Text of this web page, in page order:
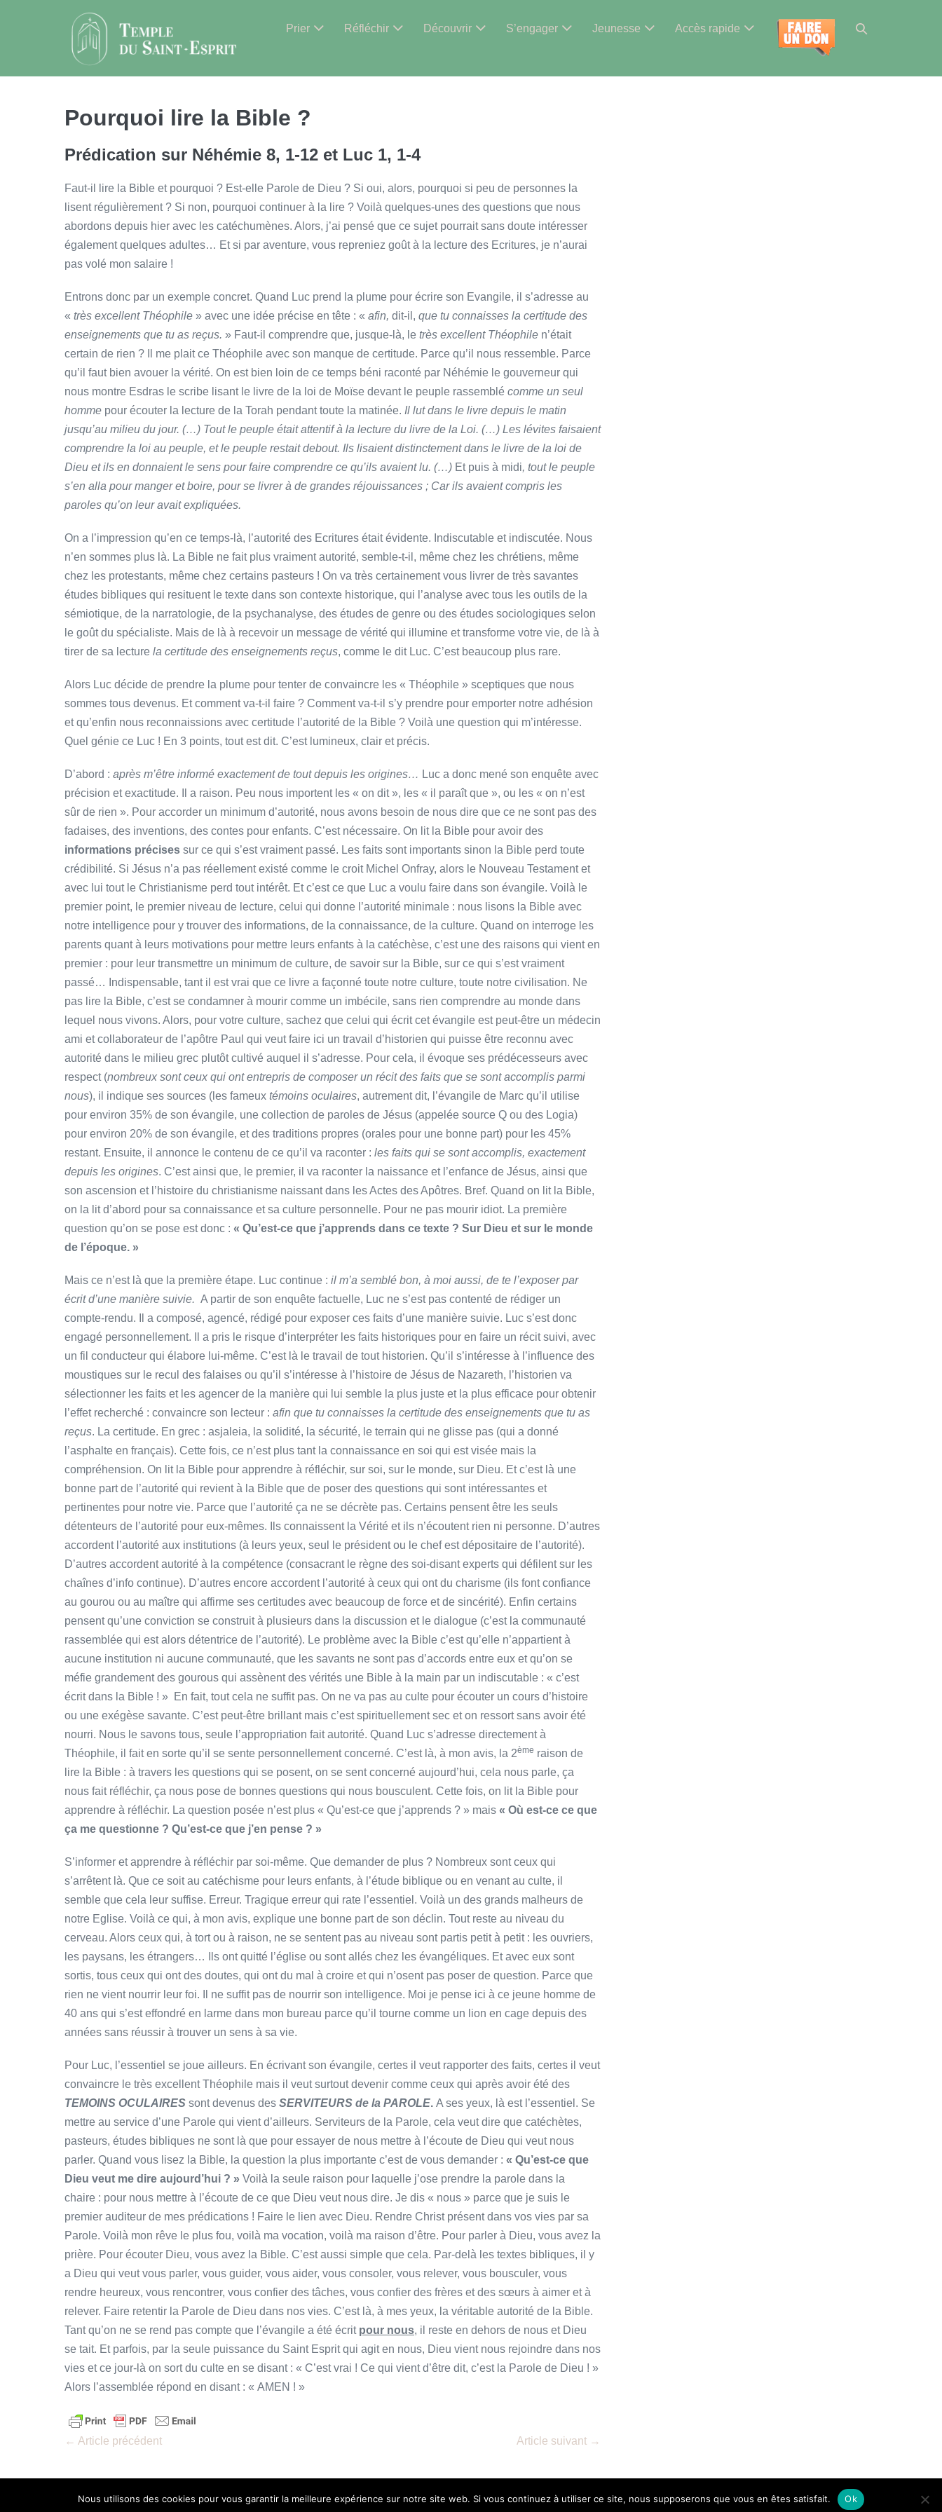
Prier Réfléchir Découvrir S’engager Jeunesse Accès rapide
Basculer
Pourquoi lire la Bible ?
Prédication sur Néhémie 8, 1-12 et Luc 1, 1-4
Faut-il lire la Bible et pourquoi ? Est-elle Parole de Dieu ? Si oui, alors, pourquoi si peu de personnes la
lisent régulièrement ? Si non, pourquoi continuer à la lire ? Voilà quelques-unes des questions que nous
abordons depuis hier avec les catéchumènes. Alors, j’ai pensé que ce sujet pourrait sans doute intéresser
également quelques adultes… Et si par aventure, vous repreniez goût à la lecture des Ecritures, je n’aurai
pas volé mon salaire !
Entrons donc par un exemple concret. Quand Luc prend la plume pour écrire son Evangile, il s’adresse au
« très excellent Théophile » avec une idée précise en tête : « afin, dit-il, que tu connaisses la certitude des
enseignements que tu as reçus. » Faut-il comprendre que, jusque-là, le très excellent Théophile n’était
certain de rien ? Il me plait ce Théophile avec son manque de certitude. Parce qu’il nous ressemble. Parce
qu’il faut bien avouer la vérité. On est bien loin de ce temps béni raconté par Néhémie le gouverneur qui
nous montre Esdras le scribe lisant le livre de la loi de Moïse devant le peuple rassemblé comme un seul
homme pour écouter la lecture de la Torah pendant toute la matinée. Il lut dans le livre depuis le matin
jusqu’au milieu du jour. (…) Tout le peuple était attentif à la lecture du livre de la Loi. (…) Les lévites faisaient
comprendre la loi au peuple, et le peuple restait debout. Ils lisaient distinctement dans le livre de la loi de
Dieu et ils en donnaient le sens pour faire comprendre ce qu’ils avaient lu. (…) Et puis à midi, tout le peuple
s’en alla pour manger et boire, pour se livrer à de grandes réjouissances ; Car ils avaient compris les
paroles qu’on leur avait expliquées.
On a l’impression qu’en ce temps-là, l’autorité des Ecritures était évidente. Indiscutable et indiscutée. Nous
n’en sommes plus là. La Bible ne fait plus vraiment autorité, semble-t-il, même chez les chrétiens, même
chez les protestants, même chez certains pasteurs ! On va très certainement vous livrer de très savantes
études bibliques qui resituent le texte dans son contexte historique, qui l’analyse avec tous les outils de la
sémiotique, de la narratologie, de la psychanalyse, des études de genre ou des études sociologiques selon
le goût du spécialiste. Mais de là à recevoir un message de vérité qui illumine et transforme votre vie, de là à
tirer de sa lecture la certitude des enseignements reçus, comme le dit Luc. C’est beaucoup plus rare.
Alors Luc décide de prendre la plume pour tenter de convaincre les « Théophile » sceptiques que nous
sommes tous devenus. Et comment va-t-il faire ? Comment va-t-il s’y prendre pour emporter notre adhésion
et qu’enfin nous reconnaissions avec certitude l’autorité de la Bible ? Voilà une question qui m’intéresse.
Quel génie ce Luc ! En 3 points, tout est dit. C’est lumineux, clair et précis.
D’abord : après m’être informé exactement de tout depuis les origines… Luc a donc mené son enquête avec
précision et exactitude. Il a raison. Peu nous importent les « on dit », les « il paraît que », ou les « on n’est
sûr de rien ». Pour accorder un minimum d’autorité, nous avons besoin de nous dire que ce ne sont pas des
fadaises, des inventions, des contes pour enfants. C’est nécessaire. On lit la Bible pour avoir des
informations précises sur ce qui s’est vraiment passé. Les faits sont importants sinon la Bible perd toute
crédibilité. Si Jésus n’a pas réellement existé comme le croit Michel Onfray, alors le Nouveau Testament et
avec lui tout le Christianisme perd tout intérêt. Et c’est ce que Luc a voulu faire dans son évangile. Voilà le
premier point, le premier niveau de lecture, celui qui donne l’autorité minimale : nous lisons la Bible avec
notre intelligence pour y trouver des informations, de la connaissance, de la culture. Quand on interroge les
parents quant à leurs motivations pour mettre leurs enfants à la catéchèse, c’est une des raisons qui vient en
premier : pour leur transmettre un minimum de culture, de savoir sur la Bible, sur ce qui s’est vraiment
passé… Indispensable, tant il est vrai que ce livre a façonné toute notre culture, toute notre civilisation. Ne
pas lire la Bible, c’est se condamner à mourir comme un imbécile, sans rien comprendre au monde dans
lequel nous vivons. Alors, pour votre culture, sachez que celui qui écrit cet évangile est peut-être un médecin
ami et collaborateur de l’apôtre Paul qui veut faire ici un travail d’historien qui puisse être reconnu avec
autorité dans le milieu grec plutôt cultivé auquel il s’adresse. Pour cela, il évoque ses prédécesseurs avec
respect (nombreux sont ceux qui ont entrepris de composer un récit des faits que se sont accomplis parmi
nous), il indique ses sources (les fameux témoins oculaires, autrement dit, l’évangile de Marc qu’il utilise
pour environ 35% de son évangile, une collection de paroles de Jésus (appelée source Q ou des Logia)
pour environ 20% de son évangile, et des traditions propres (orales pour une bonne part) pour les 45%
restant. Ensuite, il annonce le contenu de ce qu’il va raconter : les faits qui se sont accomplis, exactement
depuis les origines. C’est ainsi que, le premier, il va raconter la naissance et l’enfance de Jésus, ainsi que
son ascension et l’histoire du christianisme naissant dans les Actes des Apôtres. Bref. Quand on lit la Bible,
on la lit d’abord pour sa connaissance et sa culture personnelle. Pour ne pas mourir idiot. La première
question qu’on se pose est donc : « Qu’est-ce que j’apprends dans ce texte ? Sur Dieu et sur le monde
de l’époque. »
Mais ce n’est là que la première étape. Luc continue : il m’a semblé bon, à moi aussi, de te l’exposer par
écrit d’une manière suivie. A partir de son enquête factuelle, Luc ne s’est pas contenté de rédiger un
compte-rendu. Il a composé, agencé, rédigé pour exposer ces faits d’une manière suivie. Luc s’est donc
engagé personnellement. Il a pris le risque d’interpréter les faits historiques pour en faire un récit suivi, avec
un fil conducteur qui élabore lui-même. C’est là le travail de tout historien. Qu’il s’intéresse à l’influence des
moustiques sur le recul des falaises ou qu’il s’intéresse à l’histoire de Jésus de Nazareth, l’historien va
sélectionner les faits et les agencer de la manière qui lui semble la plus juste et la plus efficace pour obtenir
l’effet recherché : convaincre son lecteur : afin que tu connaisses la certitude des enseignements que tu as
reçus. La certitude. En grec : asjaleia, la solidité, la sécurité, le terrain qui ne glisse pas (qui a donné
l’asphalte en français). Cette fois, ce n’est plus tant la connaissance en soi qui est visée mais la
compréhension. On lit la Bible pour apprendre à réfléchir, sur soi, sur le monde, sur Dieu. Et c’est là une
bonne part de l’autorité qui revient à la Bible que de poser des questions qui sont intéressantes et
pertinentes pour notre vie. Parce que l’autorité ça ne se décrète pas. Certains pensent être les seuls
détenteurs de l’autorité pour eux-mêmes. Ils connaissent la Vérité et ils n’écoutent rien ni personne. D’autres
accordent l’autorité aux institutions (à leurs yeux, seul le président ou le chef est dépositaire de l’autorité).
D’autres accordent autorité à la compétence (consacrant le règne des soi-disant experts qui défilent sur les
chaînes d’info continue). D’autres encore accordent l’autorité à ceux qui ont du charisme (ils font confiance
au gourou ou au maître qui affirme ses certitudes avec beaucoup de force et de sincérité). Enfin certains
pensent qu’une conviction se construit à plusieurs dans la discussion et le dialogue (c’est la communauté
rassemblée qui est alors détentrice de l’autorité). Le problème avec la Bible c’est qu’elle n’appartient à
aucune institution ni aucune communauté, que les savants ne sont pas d’accords entre eux et qu’on se
méfie grandement des gourous qui assènent des vérités une Bible à la main par un indiscutable : « c’est
écrit dans la Bible ! » En fait, tout cela ne suffit pas. On ne va pas au culte pour écouter un cours d’histoire
ou une exégèse savante. C’est peut-être brillant mais c’est spirituellement sec et on ressort sans avoir été
nourri. Nous le savons tous, seule l’appropriation fait autorité. Quand Luc s’adresse directement à
Théophile, il fait en sorte qu’il se sente personnellement concerné. C’est là, à mon avis, la 2ème raison de
lire la Bible : à travers les questions qui se posent, on se sent concerné aujourd’hui, cela nous parle, ça
nous fait réfléchir, ça nous pose de bonnes questions qui nous bousculent. Cette fois, on lit la Bible pour
apprendre à réfléchir. La question posée n’est plus « Qu’est-ce que j’apprends ? » mais « Où est-ce ce que
ça me questionne ? Qu’est-ce que j’en pense ? »
S’informer et apprendre à réfléchir par soi-même. Que demander de plus ? Nombreux sont ceux qui
s’arrêtent là. Que ce soit au catéchisme pour leurs enfants, à l’étude biblique ou en venant au culte, il
semble que cela leur suffise. Erreur. Tragique erreur qui rate l’essentiel. Voilà un des grands malheurs de
notre Eglise. Voilà ce qui, à mon avis, explique une bonne part de son déclin. Tout reste au niveau du
cerveau. Alors ceux qui, à tort ou à raison, ne se sentent pas au niveau sont partis petit à petit : les ouvriers,
les paysans, les étrangers… Ils ont quitté l’église ou sont allés chez les évangéliques. Et avec eux sont
sortis, tous ceux qui ont des doutes, qui ont du mal à croire et qui n’osent pas poser de question. Parce que
rien ne vient nourrir leur foi. Il ne suffit pas de nourrir son intelligence. Moi je pense ici à ce jeune homme de
40 ans qui s’est effondré en larme dans mon bureau parce qu’il tourne comme un lion en cage depuis des
années sans réussir à trouver un sens à sa vie.
Pour Luc, l’essentiel se joue ailleurs. En écrivant son évangile, certes il veut rapporter des faits, certes il veut
convaincre le très excellent Théophile mais il veut surtout devenir comme ceux qui après avoir été des
TEMOINS OCULAIRES sont devenus des SERVITEURS de la PAROLE. A ses yeux, là est l’essentiel. Se
mettre au service d’une Parole qui vient d’ailleurs. Serviteurs de la Parole, cela veut dire que catéchètes,
pasteurs, études bibliques ne sont là que pour essayer de nous mettre à l’écoute de Dieu qui veut nous
parler. Quand vous lisez la Bible, la question la plus importante c’est de vous demander : « Qu’est-ce que
Dieu veut me dire aujourd’hui ? » Voilà la seule raison pour laquelle j’ose prendre la parole dans la
chaire : pour nous mettre à l’écoute de ce que Dieu veut nous dire. Je dis « nous » parce que je suis le
premier auditeur de mes prédications ! Faire le lien avec Dieu. Rendre Christ présent dans vos vies par sa
Parole. Voilà mon rêve le plus fou, voilà ma vocation, voilà ma raison d’être. Pour parler à Dieu, vous avez la
prière. Pour écouter Dieu, vous avez la Bible. C’est aussi simple que cela. Par-delà les textes bibliques, il y
a Dieu qui veut vous parler, vous guider, vous aider, vous consoler, vous relever, vous bousculer, vous
rendre heureux, vous rencontrer, vous confier des tâches, vous confier des frères et des sœurs à aimer et à
relever. Faire retentir la Parole de Dieu dans nos vies. C’est là, à mes yeux, la véritable autorité de la Bible.
Tant qu’on ne se rend pas compte que l’évangile a été écrit pour nous, il reste en dehors de nous et Dieu
se tait. Et parfois, par la seule puissance du Saint Esprit qui agit en nous, Dieu vient nous rejoindre dans nos
vies et ce jour-là on sort du culte en se disant : « C’est vrai ! Ce qui vient d’être dit, c’est la Parole de Dieu ! »
Alors l’assemblée répond en disant : « AMEN ! »
Navigation
← Article précédent Article suivant →
Nous utilisons des cookies pour vous garantir la meilleure expérience sur notre site web. Si vous continuez à utiliser ce site, nous supposerons que vous en êtes satisfait. Ok